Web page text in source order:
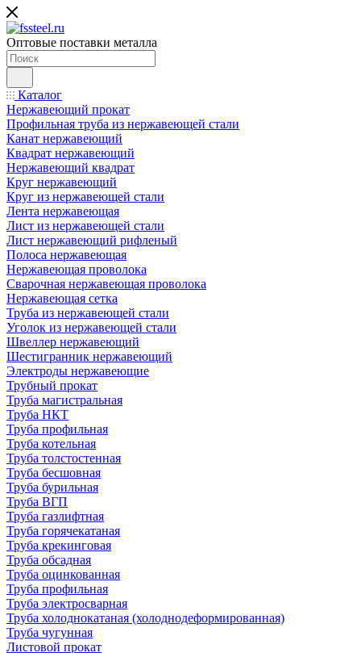
Оптовые поставки металла
Каталог
Нержавеющий прокат
Профильная труба из нержавеющей стали
Канат нержавеющий
Квадрат нержавеющий
Нержавеющий квадрат
Круг нержавеющий
Круг из нержавеющей стали
Лента нержавеющая
Лист из нержавеющей стали
Лист нержавеющий рифленый
Полоса нержавеющая
Нержавеющая проволока
Сварочная нержавеющая проволока
Нержавеющая сетка
Труба из нержавеющей стали
Уголок из нержавеющей стали
Швеллер нержавеющий
Шестигранник нержавеющий
Электроды нержавеющие
Трубный прокат
Труба магистральная
Труба НКТ
Труба профильная
Труба котельная
Труба толстостенная
Труба бесшовная
Труба бурильная
Труба ВГП
Труба газлифтная
Труба горячекатаная
Труба крекинговая
Труба обсадная
Труба оцинкованная
Труба профильная
Труба электросварная
Труба холоднокатаная (холоднодеформированная)
Труба чугунная
Листовой прокат